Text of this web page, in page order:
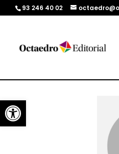
Abrir barra de herramientas
93 246 40 02